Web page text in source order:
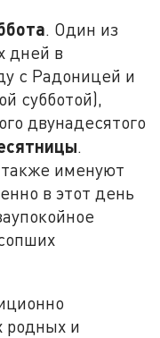
. Один из
дней в
с Радоницей и
субботой),
двунадесятого
.
именуют
в этот день
родных и